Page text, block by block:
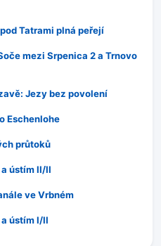
Tatrami plná peřejí
mezi Srpenica 2 a Trnovo
Jezy bez povolení
Eschenlohe
průtoků
ústím II/II
ve Vrbném
ústím I/II